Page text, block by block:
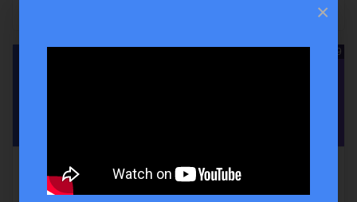
07:29
02_Bevezetés.
Csernus Imre - A Férfi
×